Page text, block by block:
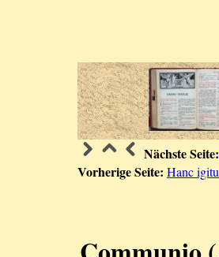
Nächste Seite:
Vorherige Seite: Hanc